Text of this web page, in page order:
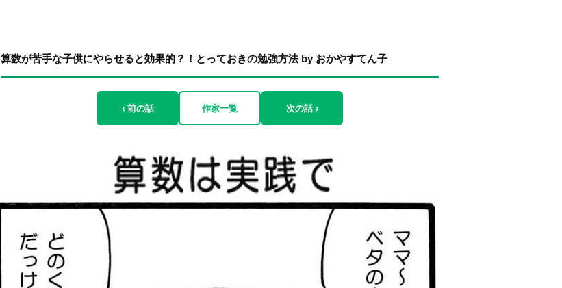
算数が苦手な子供にやらせると効果的？！とっておきの勉強方法 by おかやすてん子
‹ 前の話 作家一覧 次の話 ›